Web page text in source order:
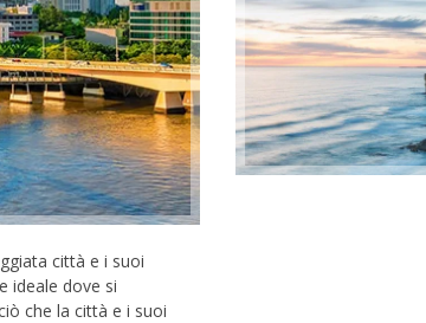
città e i suoi
ideale dove si
che la città e i suoi